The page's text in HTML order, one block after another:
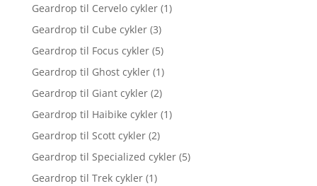
Geardrop til Cervelo cykler (1)
Geardrop til Cube cykler (3)
Geardrop til Focus cykler (5)
Geardrop til Ghost cykler (1)
Geardrop til Giant cykler (2)
Geardrop til Haibike cykler (1)
Geardrop til Scott cykler (2)
Geardrop til Specialized cykler (5)
Geardrop til Trek cykler (1)